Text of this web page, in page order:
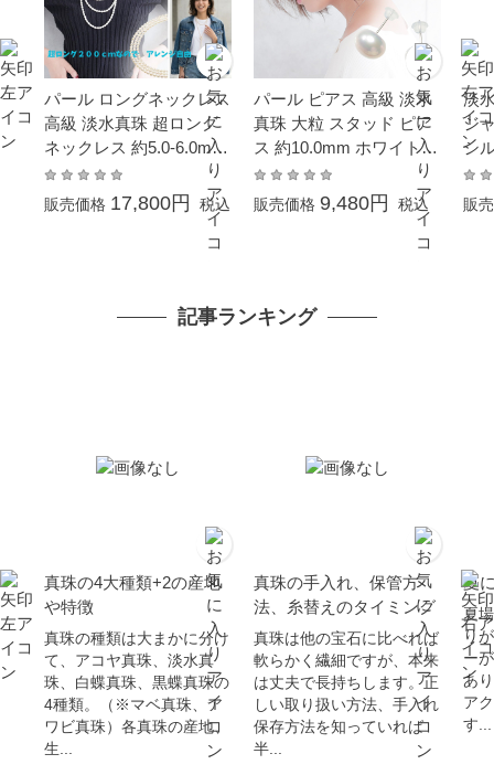
パール ロングネックレス
高級 淡水真珠 超ロング
ネックレス 約5.0-6.0mm
200cm シンチュウ 結婚
式 冠婚葬祭 本真珠 成人
式 卒業式 入学式 母の日
プレゼント カジュアル 6
販売価格 17,800円 税込
パール ピアス 高級 淡水
真珠 大粒 スタッド ピア
ス 約10.0mm ホワイトゴ
ールド K14WG ボタン珠
結婚式 冠婚葬祭 成人式
卒業式 入学式 母の日 プ
レゼント 贈り物 6月誕生
販売価格 9,480円 税込
淡
ジ
シ
販
記事ランキング
真珠の4大種類+2の産地
や特徴
真珠の種類は大まかに分け
て、アコヤ真珠、淡水真
珠、白蝶真珠、黒蝶真珠の
4種類。（※マベ真珠、ア
ワビ真珠）各真珠の産地、
生...
真珠の手入れ、保管方
法、糸替えのタイミング
真珠は他の宝石に比べれば
軟らかく繊細ですが、本来
は丈夫で長持ちします。正
しい取り扱い方法、手入れ
保存方法を知っていれば
半...
夏
夏
り
ー
あ
ア
す...